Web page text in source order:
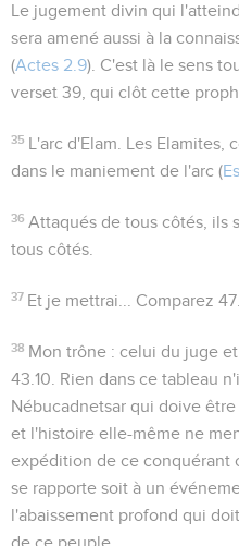
Le jugement divin qui
sera amené aussi à la
(Actes 2.9). C'est là le sens
verset 39, qui clôt cette
35 L'arc d'Elam . Les
dans le maniement de l'arc (
36 Attaqués de tous côtés, ils
tous côtés.
37 Et je mettrai... Comparez
38 Mon trône : celui du juge
43.10 . Rien dans ce tableau
Nébucadnetsar qui doive
et l'histoire elle-même ne
expédition de ce conquérant
se rapporte soit à un
l'abaissement profond qui
de ce peuple.